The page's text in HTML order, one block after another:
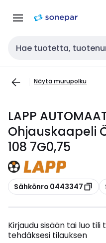
navigointiinsisältöön
Haku
Näytä murupolku
LAPP
Ohjauskaapeli
108 7G0,75
Kopioi
Sähkönro 0443347
Kirjaudu sisään tai luo
tehdäksesi tilauksen